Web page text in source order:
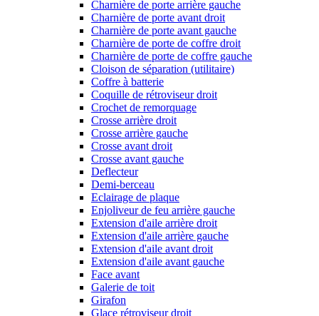
Charnière de porte arrière gauche
Charnière de porte avant droit
Charnière de porte avant gauche
Charnière de porte de coffre droit
Charnière de porte de coffre gauche
Cloison de séparation (utilitaire)
Coffre à batterie
Coquille de rétroviseur droit
Crochet de remorquage
Crosse arrière droit
Crosse arrière gauche
Crosse avant droit
Crosse avant gauche
Deflecteur
Demi-berceau
Eclairage de plaque
Enjoliveur de feu arrière gauche
Extension d'aile arrière droit
Extension d'aile arrière gauche
Extension d'aile avant droit
Extension d'aile avant gauche
Face avant
Galerie de toit
Girafon
Glace rétroviseur droit